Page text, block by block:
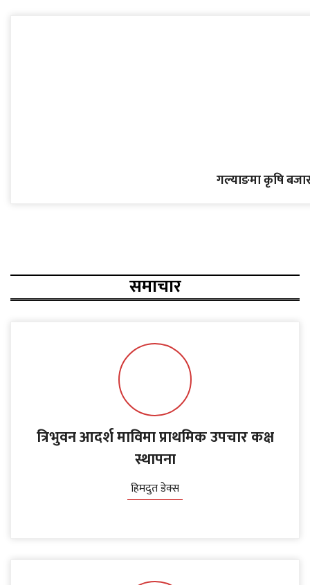
गल्याङमा कृषि
समाचार
त्रिभुवन आदर्श माविमा प्राथमिक उपचार कक्ष
स्थापना
हिमदुत डेक्स